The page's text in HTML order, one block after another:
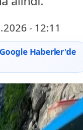
- 12:11
Haberler'de